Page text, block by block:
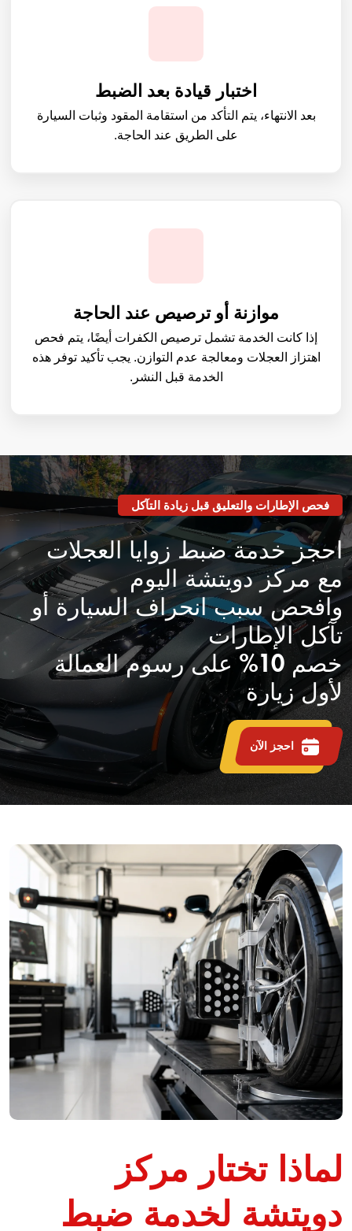
اختبار قيادة بعد الضبط
بعد الانتهاء، يتم التأكد من استقامة المقود وثبات السيارة
على الطريق عند الحاجة.
موازنة أو ترصيص عند الحاجة
إذا كانت الخدمة تشمل ترصيص الكفرات أيضًا، يتم فحص
اهتزاز العجلات ومعالجة عدم التوازن. يجب تأكيد توفر هذه
الخدمة قبل النشر.
فحص الإطارات والتعليق قبل زيادة التآكل
احجز خدمة ضبط زوايا العجلات
مع مركز دويتشة اليوم
وافحص سبب انحراف السيارة أو
تآكل الإطارات
خصم 10% على رسوم العمالة
لأول زيارة
احجز الآن
لماذا تختار مركز
دويتشة لخدمة ضبط